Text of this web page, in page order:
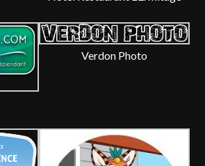
Verdon Photo